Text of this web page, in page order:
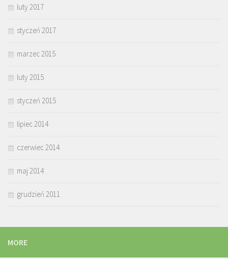
luty 2017
styczeń 2017
marzec 2015
luty 2015
styczeń 2015
lipiec 2014
czerwiec 2014
maj 2014
grudzień 2011
MORE